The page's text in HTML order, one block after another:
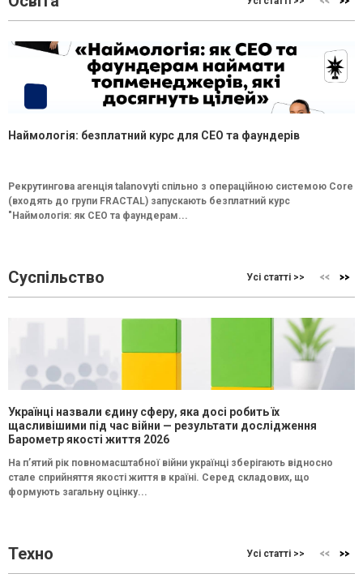
Наймологія: безплатний курс для CEO та фаундерів
Рекрутингова агенція talanovyti спільно з операційною системою Core
(входять до групи FRACTAL) запускають безплатний курс
"Наймологія: як СEO та фаундерам...
Суспільство Усі статті >>
Українці назвали єдину сферу, яка досі робить їх
щасливішими під час війни — результати дослідження
Барометр якості життя 2026
На п’ятий рік повномасштабної війни українці зберігають відносно
стале сприйняття якості життя в країні. Серед складових, що
формують загальну оцінку...
Техно Усі статті >>